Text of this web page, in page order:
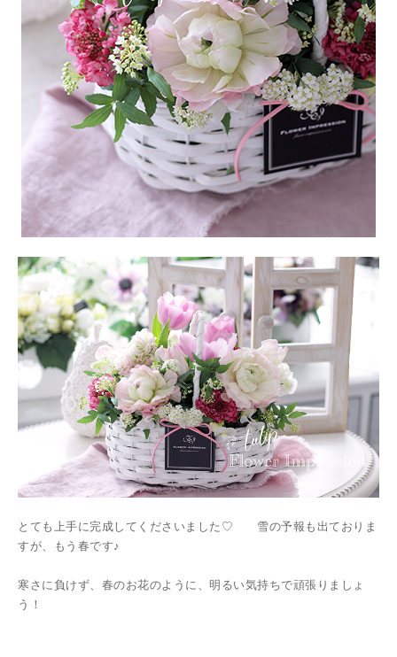
とても上手に完成してくださいました♡ 雪の予報も出ておりま
すが、もう春です♪
寒さに負けず、春のお花のように、明るい気持ちで頑張りましょ
う！